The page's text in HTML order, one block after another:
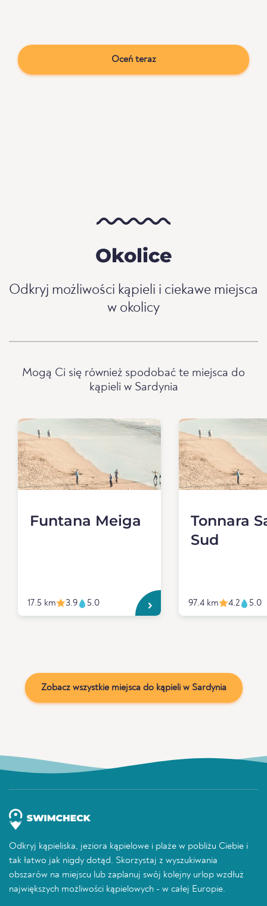
Oceń teraz
Okolice
Odkryj możliwości kąpieli i ciekawe miejsca
w okolicy
Mogą Ci się również spodobać te miejsca do
kąpieli w Sardynia
Funtana Meiga
17.5 km 3.9 5.0
Tonnara
Sud
97.4 km 4.2 5.0
Zobacz wszystkie miejsca do kąpieli w Sardynia
Odkryj kąpieliska, jeziora kąpielowe i plaże w pobliżu Ciebie i
tak łatwo jak nigdy dotąd. Skorzystaj z wyszukiwania
obszarów na miejscu lub zaplanuj swój kolejny urlop wzdłuż
największych możliwości kąpielowych - w całej Europie.